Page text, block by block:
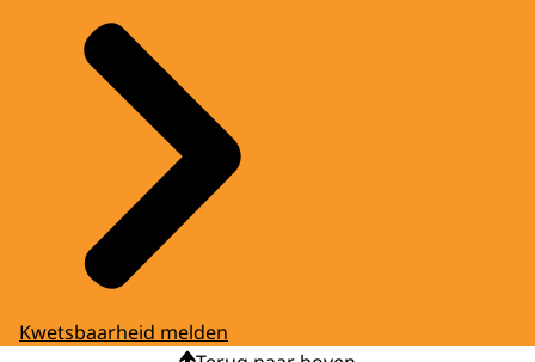
Kwetsbaarheid melden